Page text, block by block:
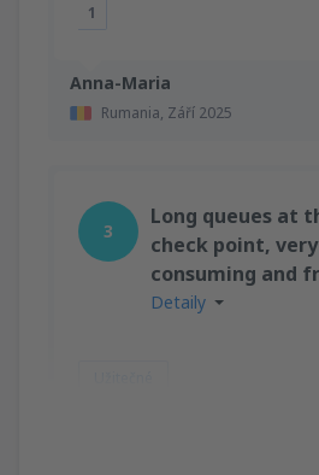
Anna-Maria
Rumania, Září 2025
1
3
Long queues at
check point,
consuming and
Detaily